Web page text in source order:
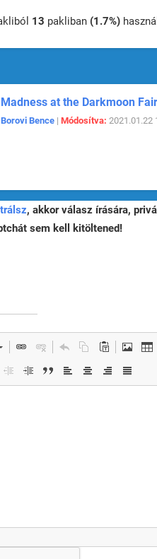
13 pakliban (1.7%)
Madness at the Darkmoon
Borovi Bence | Módosítva: 2021.01.22
, akkor válasz írására,
sem kell kitöltened!